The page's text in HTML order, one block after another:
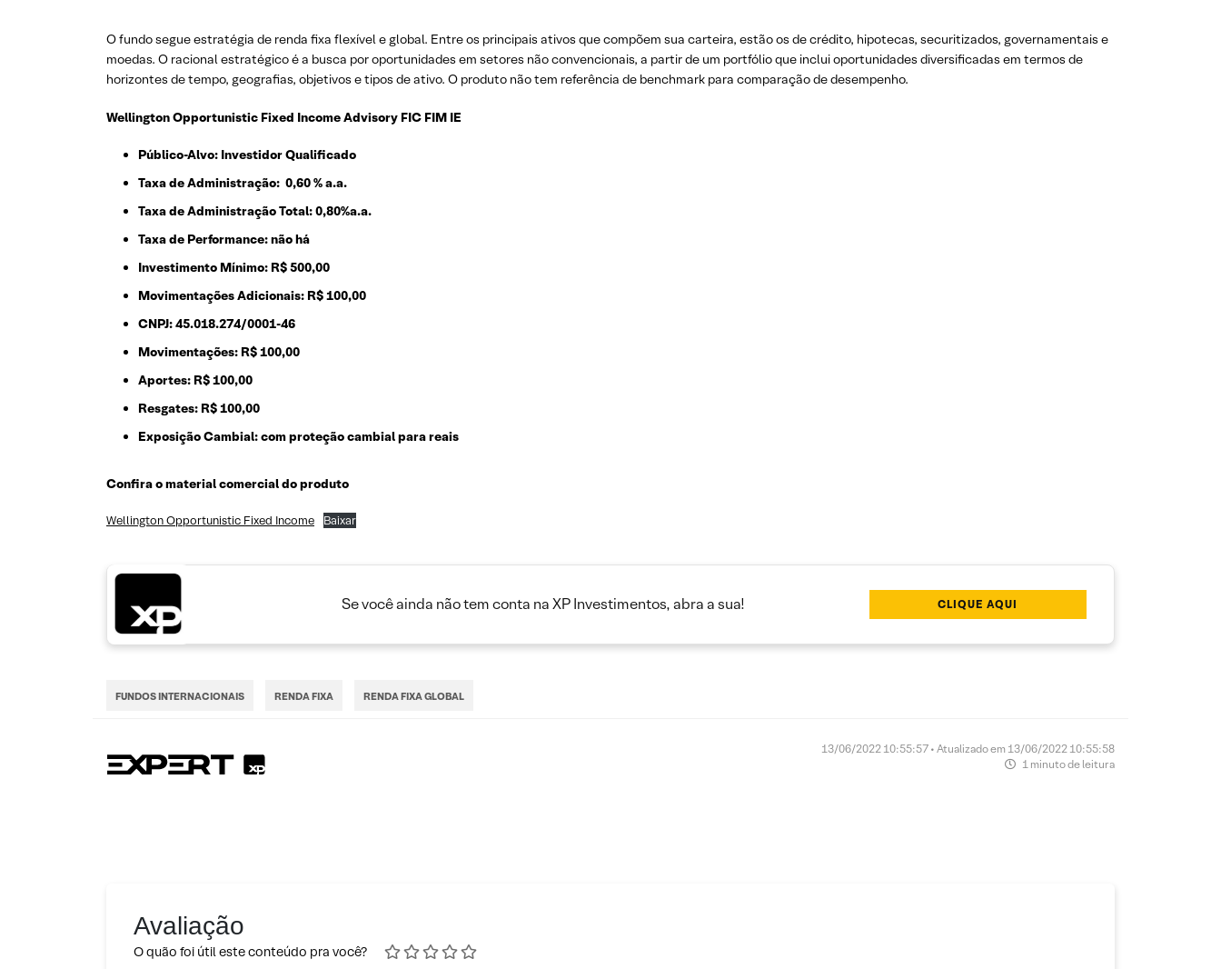
O fundo segue estratégia de renda fixa flexível e global. Entre os principais ativos que compõem sua carteira, estão os de crédito, hipotecas, securitizados, governamentais e
moedas. O racional estratégico é a busca por oportunidades em setores não convencionais, a partir de um portfólio que inclui oportunidades diversificadas em termos de
horizontes de tempo, geografias, objetivos e tipos de ativo. O produto não tem referência de benchmark para comparação de desempenho.
Wellington Opportunistic Fixed Income Advisory FIC FIM IE
Público-Alvo: Investidor Qualificado
Taxa de Administração: 0,60 % a.a.
Taxa de Administração Total: 0,80%a.a.
Taxa de Performance: não há
Investimento Mínimo: R$ 500,00
Movimentações Adicionais: R$ 100,00
CNPJ: 45.018.274/0001-46
Movimentações: R$ 100,00
Aportes: R$ 100,00
Resgates: R$ 100,00
Exposição Cambial:com proteção cambial para reais
Confira o material comercial do produto
Wellington Opportunistic Fixed Income Baixar
Se você ainda não tem conta na XP Investimentos, abra a sua! CLIQUE AQUI
FUNDOS INTERNACIONAIS RENDA FIXA RENDA FIXA GLOBAL
13/06/2022 10:55:57 • Atualizado em 13/06/2022 10:55:58
1 minuto de leitura
Avaliação
O quão foi útil este conteúdo pra você?